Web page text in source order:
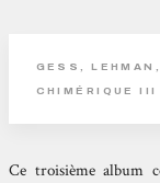
GESS,
CHIMÉRIQUE
Ce troisième album